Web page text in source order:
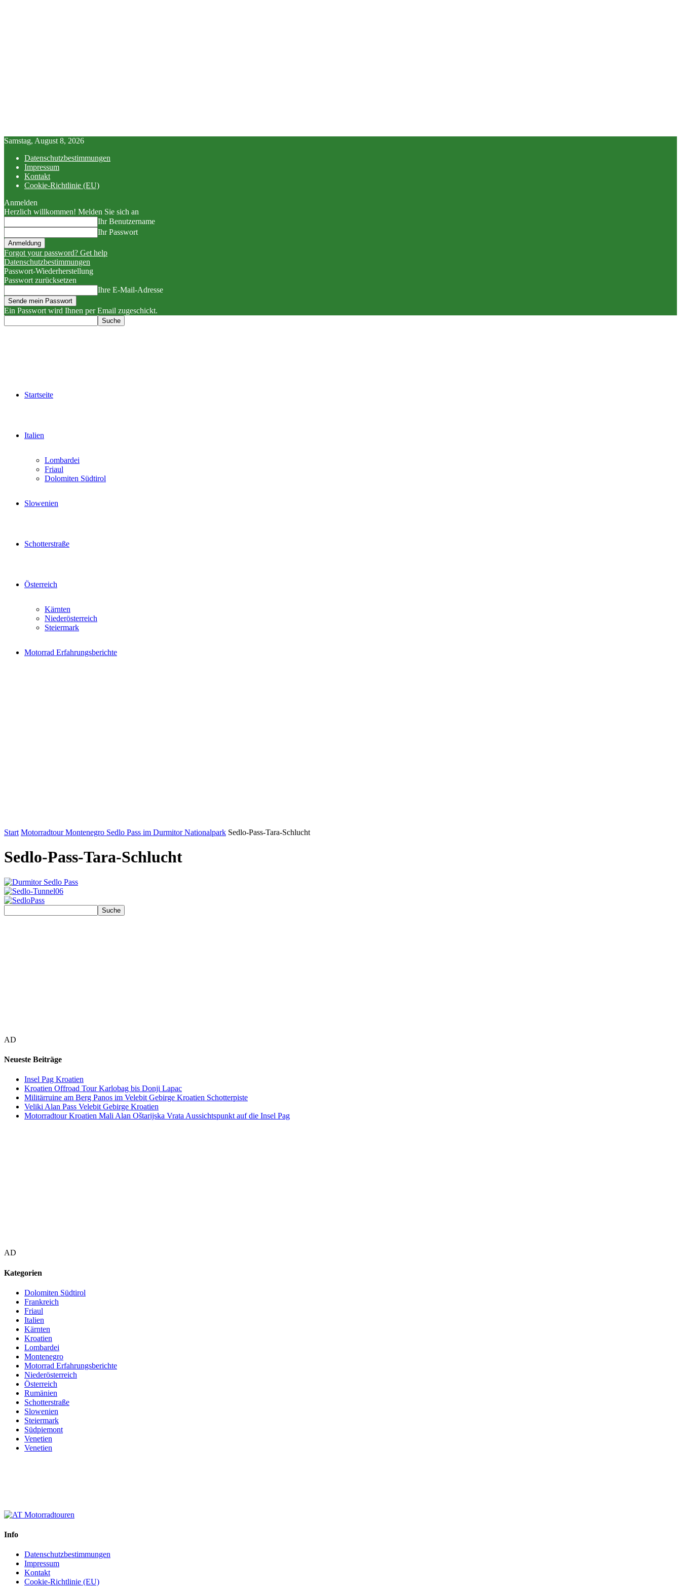
Samstag, August 8, 2026
Datenschutzbestimmungen
Impressum
Kontakt
Cookie-Richtlinie (EU)
Anmelden
Herzlich willkommen! Melden Sie sich an
Ihr Benutzername
Ihr Passwort
Forgot your password? Get help
Datenschutzbestimmungen
Passwort-Wiederherstellung
Passwort zurücksetzen
Ihre E-Mail-Adresse
Ein Passwort wird Ihnen per Email zugeschickt.
Startseite
Italien
Lombardei
Friaul
Dolomiten Südtirol
Slowenien
Schotterstraße
Österreich
Kärnten
Niederösterreich
Steiermark
Motorrad Erfahrungsberichte
Start Motorradtour Montenegro Sedlo Pass im Durmitor Nationalpark Sedlo-Pass-Tara-Schlucht
Sedlo-Pass-Tara-Schlucht
AD
Neueste Beiträge
Insel Pag Kroatien
Kroatien Offroad Tour Karlobag bis Donji Lapac
Militärruine am Berg Panos im Velebit Gebirge Kroatien Schotterpiste
Veliki Alan Pass Velebit Gebirge Kroatien
Motorradtour Kroatien Mali Alan Oštarijska Vrata Aussichtspunkt auf die Insel Pag
AD
Kategorien
Dolomiten Südtirol
Frankreich
Friaul
Italien
Kärnten
Kroatien
Lombardei
Montenegro
Motorrad Erfahrungsberichte
Niederösterreich
Österreich
Rumänien
Schotterstraße
Slowenien
Steiermark
Südpiemont
Venetien
Venetien
Info
Datenschutzbestimmungen
Impressum
Kontakt
Cookie-Richtlinie (EU)